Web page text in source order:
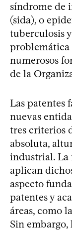
síndrome de
(sida), o
tuberculosis
problemática
numerosos
de la
Las patentes
nuevas
tres criterios
absoluta,
industrial. La
aplican
aspecto
patentes y
áreas, como
Sin